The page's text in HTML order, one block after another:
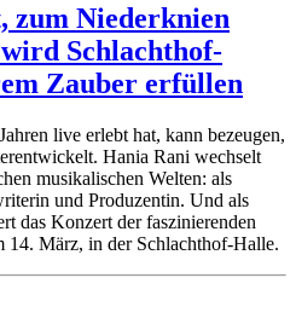
zum Niederknien
Schlachthof-
Zauber erfüllen
live erlebt hat, kann bezeugen,
Hania Rani wechselt
musikalischen Welten: als
und Produzentin. Und als
das Konzert der faszinierenden
14. März, in der Schlachthof-Halle.